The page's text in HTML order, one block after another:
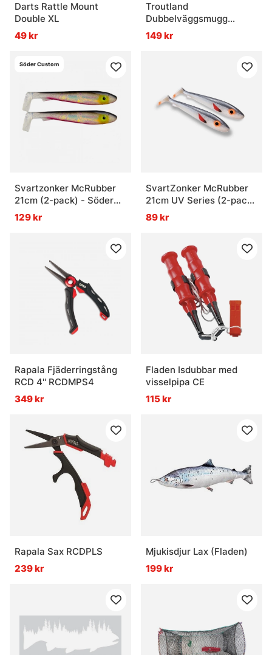
Darts Rattle Mount
Double XL
49 kr
Troutland
Dubbelväggsmugg
350ml
149 kr
Söder Custom
Svartzonker McRubber
21cm (2-pack) - Söder
Custom Red Ghost Flash
129 kr
SvartZonker McRubber
21cm UV Series (2-pack)
- Herring
89 kr
Rapala Fjäderringstång
RCD 4'' RCDMPS4
349 kr
Fladen Isdubbar med
visselpipa CE
115 kr
Rapala Sax RCDPLS
239 kr
Mjukisdjur Lax (Fladen)
199 kr